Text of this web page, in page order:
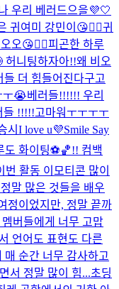
우리 베러드으을💜🤍
귀여미 강민이😘👍🏻귀
오😘👍🏻피곤한 하루
허니팅하자아!!왜 비오
더 힘들어진다구고
ㅜ😭베러들!!!!!! 우리
들 !!!!!고마워ㅜㅜㅜㅜ
시 I love u💜Smile Say
도 화이팅⚽️🏀!! 컴백
활동 이모티콘 많이
말 많은 것들을 배우
정이었지만, 정말 끝까
버들에게 너무 고맙
언어도 표현도 다른
순간 너무 감사하고
서 정말 많이 힘...초딩